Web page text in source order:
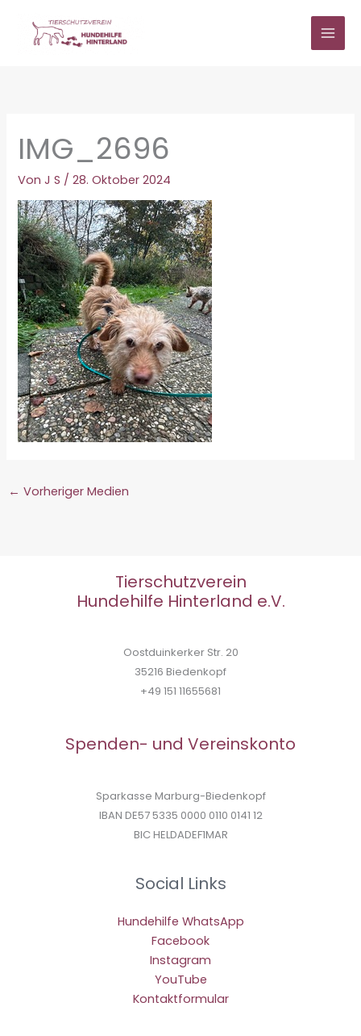
springen
IMG_2696
VonJ S /28. Oktober 2024
← Vorheriger Medien
Tierschutzverein
Hundehilfe Hinterland e.V.
Oostduinkerker Str. 20
35216 Biedenkopf
+49 151 11655681
Spenden- und Vereinskonto
Sparkasse Marburg-Biedenkopf
IBAN DE57 5335 0000 0110 0141 12
BIC HELDADEF1MAR
Social Links
Hundehilfe WhatsApp
Facebook
Instagram
YouTube
Kontaktformular